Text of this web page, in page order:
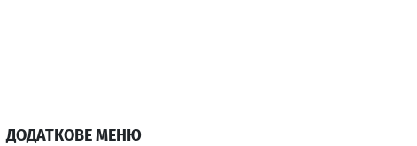
ДОДАТКОВЕ МЕНЮ